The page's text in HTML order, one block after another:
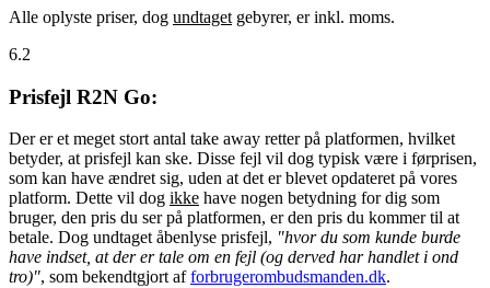
Alle oplyste priser, dog undtaget gebyrer, er inkl. moms.
6.2
Prisfejl R2N Go:
Der er et meget stort antal take away retter på platformen, hvilket
betyder, at prisfejl kan ske. Disse fejl vil dog typisk være i førprisen,
som kan have ændret sig, uden at det er blevet opdateret på vores
platform. Dette vil dog ikke have nogen betydning for dig som
bruger, den pris du ser på platformen, er den pris du kommer til at
betale. Dog undtaget åbenlyse prisfejl, "hvor du som kunde burde
have indset, at der er tale om en fejl (og derved har handlet i ond
tro)", som bekendtgjort afforbrugerombudsmanden.dk.